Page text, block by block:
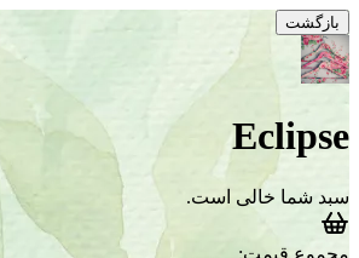
بازگشت
Eclipse
سبد شما خالی است.
مجموع قیمت: